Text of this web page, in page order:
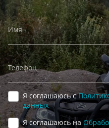
Имя
Телефон
Я соглашаюсь с
данных
Я соглашаюсь на